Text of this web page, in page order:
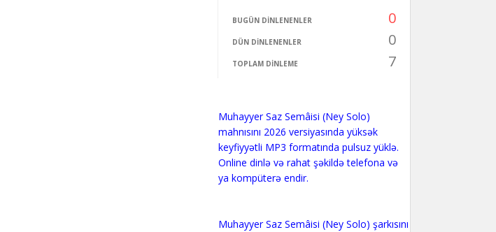
BUGÜN DINLENENLER 0
DÜN DINLENENLER 0
TOPLAM DINLEME 7
Muhayyer Saz Semâisi (Ney Solo)
mahnısını 2026 versiyasında yüksək
keyfiyyətli MP3 formatında pulsuz yüklə.
Online dinlə və rahat şəkildə telefona və
ya kompüterə endir.
Muhayyer Saz Semâisi (Ney Solo) şarkısını